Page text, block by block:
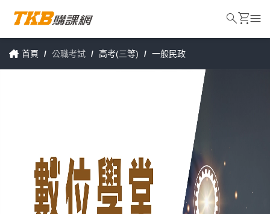
首頁 / 公職考試 / 高考(三等) / 一般民政
searchshopping_cartmenu